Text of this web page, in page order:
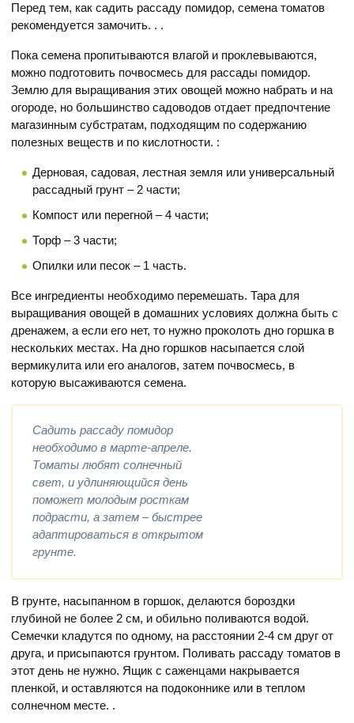
Перед тем, как садить рассаду помидор, семена томатов
рекомендуется замочить. . .
Пока семена пропитываются влагой и проклевываются,
можно подготовить почвосмесь для рассады помидор.
Землю для выращивания этих овощей можно набрать и на
огороде, но большинство садоводов отдает предпочтение
магазинным субстратам, подходящим по содержанию
полезных веществ и по кислотности. :
Дерновая, садовая, лестная земля или универсальный
рассадный грунт – 2 части;
Компост или перегной – 4 части;
Торф – 3 части;
Опилки или песок – 1 часть.
Все ингредиенты необходимо перемешать. Тара для
выращивания овощей в домашних условиях должна быть с
дренажем, а если его нет, то нужно проколоть дно горшка в
нескольких местах. На дно горшков насыпается слой
вермикулита или его аналогов, затем почвосмесь, в
которую высаживаются семена.
Садить рассаду помидор
необходимо в марте-апреле.
Томаты любят солнечный
свет, и удлиняющийся день
поможет молодым росткам
подрасти, а затем – быстрее
адаптироваться в открытом
грунте.
В грунте, насыпанном в горшок, делаются бороздки
глубиной не более 2 см, и обильно поливаются водой.
Семечки кладутся по одному, на расстоянии 2-4 см друг от
друга, и присыпаются грунтом. Поливать рассаду томатов в
этот день не нужно. Ящик с саженцами накрывается
пленкой, и оставляются на подоконнике или в теплом
солнечном месте. .